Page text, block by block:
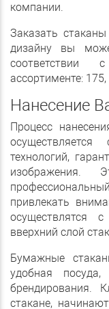
компании.
Заказать
дизайну вы
ассортименте:
Нанесение
Процесс
технологий,
изображения.
привлекать
осуществлятся
вверхний слой
Бумажные
удобная
брендирования.
стакане,